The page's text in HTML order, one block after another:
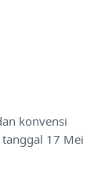
konvensi
17 Mei